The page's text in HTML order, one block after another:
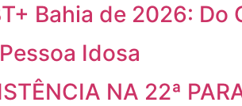
Bahia de 2026:
Idosa
NA 22ª